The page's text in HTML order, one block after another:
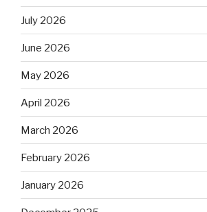
July 2026
June 2026
May 2026
April 2026
March 2026
February 2026
January 2026